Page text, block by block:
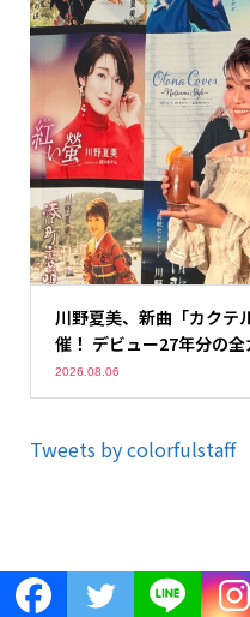
川野夏美、新曲「カクテ
催！ デビュー27年分の
2026.08.06
Tweets by colorfulstaff